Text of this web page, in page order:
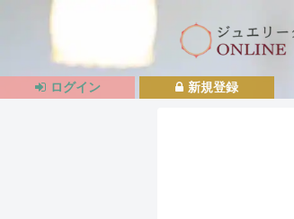
新規登録
ログイン